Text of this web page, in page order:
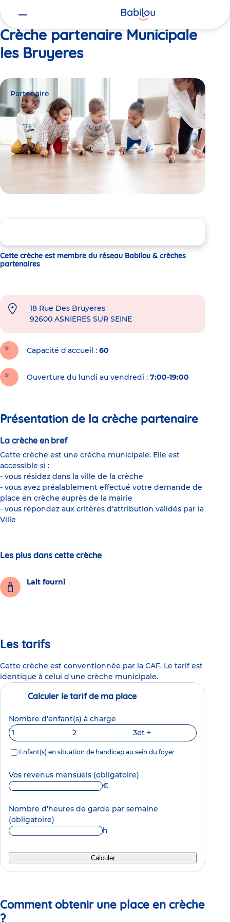
Crèche partenaire Municipale
les Bruyeres
Partenaire
Cette crèche est membre du réseau Babilou & crèches
partenaires
18 Rue Des Bruyeres
92600 ASNIERES SUR SEINE
Capacité d'accueil 60
Ouverture du lundi au vendredi : 7:00-19:00
Présentation de la crèche partenaire
La crèche en bref
Cette crèche est une crèche municipale. Elle est
accessible si :
- vous résidez dans la ville de la crèche
- vous avez préalablement effectué votre demande de
place en crèche auprès de la mairie
- vous répondez aux critères d’attribution validés par la
Ville
Les plus dans cette crèche
Lait fourni
Les tarifs
Cette crèche est conventionnée par la CAF. Le tarif est
identique à celui d'une crèche municipale.
Calculer le tarif de ma place
Nombre d'enfant(s) à charge
1
2 3et +
Enfant(s) en situation de handicap au sein du foyer
Vos revenus mensuels (obligatoire)
€
Nombre d'heures de garde par semaine
(obligatoire)
h
Calculer
Comment obtenir une place en crèche
?